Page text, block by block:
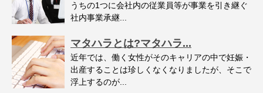
うちの1つに会社内の従業員等が事業を引き継ぐ
社内事業承継...
マタハラとは?マタハラ...
近年では、働く女性がそのキャリアの中で妊娠・
出産することは珍しくなくなりましたが、そこで
浮上するのが...